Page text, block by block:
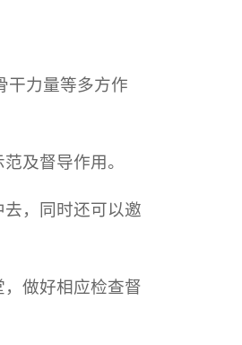
干力量等多方作
及督导作用。
，同时还可以邀
做好相应检查督